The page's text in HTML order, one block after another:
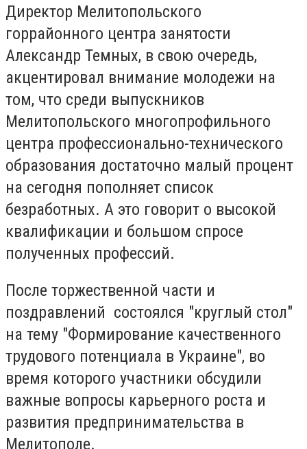
Директор Мелитопольского
горрайонного центра занятости
Александр Темных, в свою очередь,
акцентировал внимание молодежи на
том, что среди выпускников
Мелитопольского многопрофильного
центра профессионально-технического
образования достаточно малый процент
на сегодня пополняет список
безработных. А это говорит о высокой
квалификации и большом спросе
полученных профессий.
После торжественной части и
поздравлений состоялся "круглый стол"
на тему "Формирование качественного
трудового потенциала в Украине", во
время которого участники обсудили
важные вопросы карьерного роста и
развития предпринимательства в
Мелитополе.